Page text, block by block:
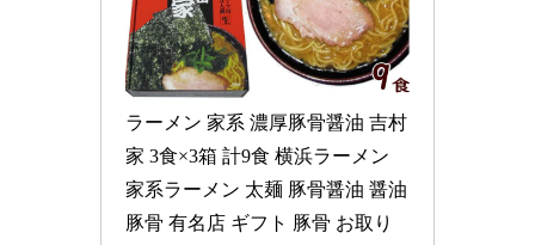
ラーメン 家系 濃厚豚骨醤油 吉村
家 3食×3箱 計9食 横浜ラーメン
家系ラーメン 太麺 豚骨醤油 醤油
豚骨 有名店 ギフト 豚骨 お取り